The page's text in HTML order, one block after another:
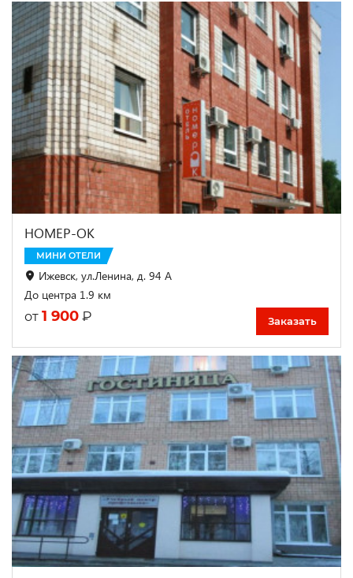
НОМЕР-ОК
МИНИ ОТЕЛИ
Ижевск, ул.Ленина, д. 94 А
До центра 1.9 км
от 1 900 ₽ Заказать